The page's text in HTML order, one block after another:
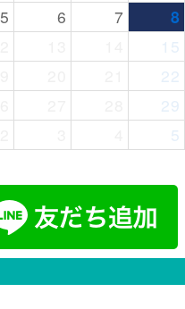
5 6 7
8
15
22
29
5